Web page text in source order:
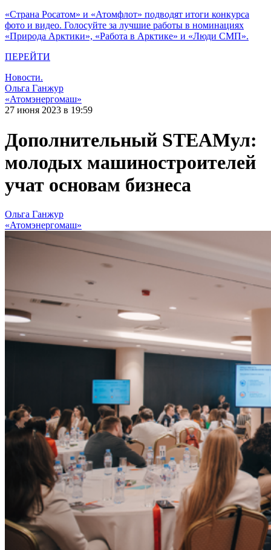
«Страна Росатом» и «Атомфлот» подводят итоги конкурса
фото и видео. Голосуйте за лучшие работы в номинациях
«Природа Арктики», «Работа в Арктике» и «Люди СМП».
ПЕРЕЙТИ
Новости.
Ольга Ганжур
«Атомэнергомаш»
27 июня 2023 в 19:59
Дополнительный STEAMул:
молодых машиностроителей
учат основам бизнеса
Ольга Ганжур
«Атомэнергомаш»